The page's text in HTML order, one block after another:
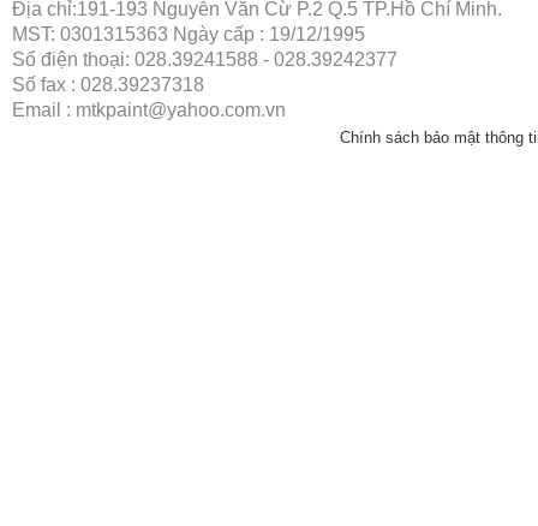
Địa chỉ:191-193 Nguyễn Văn Cừ P.2 Q.5 TP.Hồ Chí Minh.
MST: 0301315363 Ngày cấp : 19/12/1995
Số điện thoại: 028.39241588 - 028.39242377
Số fax : 028.39237318
Email : mtkpaint@yahoo.com.vn
Chính sách bảo mật thông